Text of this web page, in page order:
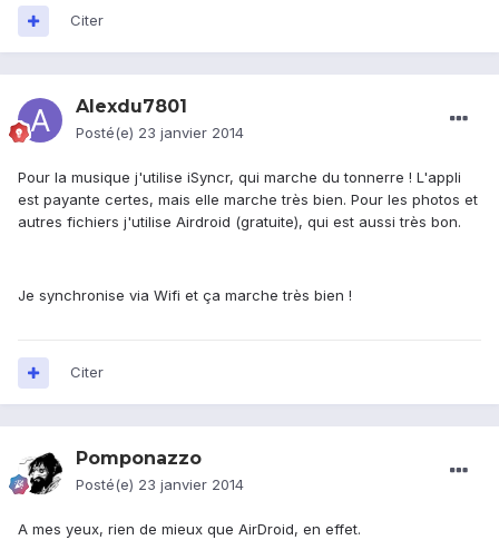
Citer
Alexdu7801
Posté(e) 23 janvier 2014
Pour la musique j'utilise iSyncr, qui marche du tonnerre ! L'appli
est payante certes, mais elle marche très bien. Pour les photos et
autres fichiers j'utilise Airdroid (gratuite), qui est aussi très bon.
Je synchronise via Wifi et ça marche très bien !
Citer
Pomponazzo
Posté(e) 23 janvier 2014
A mes yeux, rien de mieux que AirDroid, en effet.